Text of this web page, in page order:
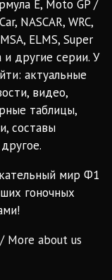
Е, Moto GP /
NASCAR, WRC,
ELMS, Super
другие серии. У
актуальные
видео,
таблицы,
составы
мир Ф1
гоночных
More about us